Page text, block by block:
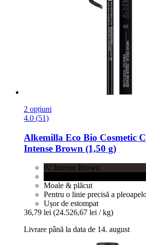
2 opțiuni
4.0 (51)
Alkemilla Eco Bio Cosmetic
Intense Brown (1,50 g)
02 Intense Brown
Moale & plăcut
Pentru o linie precisă a
Ușor de estompat
36,79 lei (24.526,67 lei / kg)
Livrare până la data de 14. august